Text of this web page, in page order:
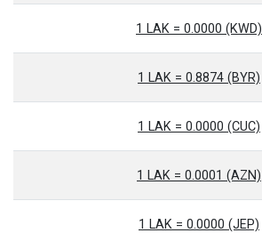
1 LAK = 0.0000 (KWD)
1 LAK = 0.8874 (BYR)
1 LAK = 0.0000 (CUC)
1 LAK = 0.0001 (AZN)
1 LAK = 0.0000 (JEP)